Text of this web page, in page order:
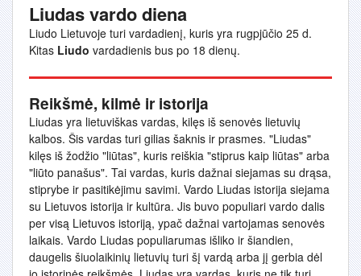
Liudas vardo diena
Liudo Lietuvoje turi vardadienį, kuris yra rugpjūčio 25 d.
Kitas Liudo vardadienis bus po 18 dienų.
Reikšmė, kilmė ir istorija
Liudas yra lietuviškas vardas, kilęs iš senovės lietuvių
kalbos. Šis vardas turi gilias šaknis ir prasmes. "Liudas"
kilęs iš žodžio "liūtas", kuris reiškia "stiprus kaip liūtas" arba
"liūto panašus". Tai vardas, kuris dažnai siejamas su drąsa,
stiprybe ir pasitikėjimu savimi. Vardo Liudas istorija siejama
su Lietuvos istorija ir kultūra. Jis buvo populiari vardo dalis
per visą Lietuvos istoriją, ypač dažnai vartojamas senovės
laikais. Vardo Liudas populiarumas išliko ir šiandien,
daugelis šiuolaikinių lietuvių turi šį vardą arba jį gerbia dėl